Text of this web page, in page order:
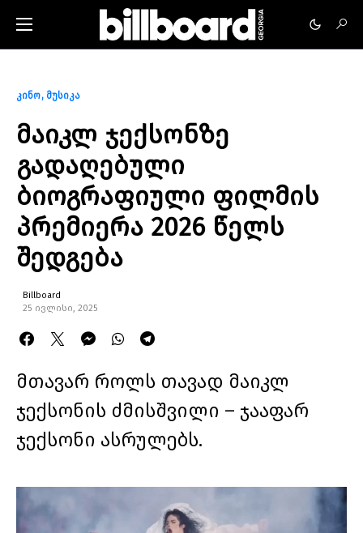
კინო მუსიკა
მაიკლ ჯექსონზე
გადაღებული
ბიოგრაფიული ფილმის
პრემიერა 2026 წელს
შედგება
Billboard
25 ივლისი, 2025
მთავარ როლს თავად მაიკლ
ჯექსონის ძმისშვილი – ჯააფარ
ჯექსონი ასრულებს.